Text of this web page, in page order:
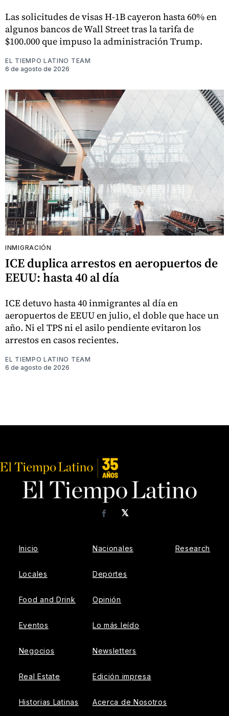
Las solicitudes de visas H-1B cayeron hasta 60% en
algunos bancos de Wall Street tras la tarifa de
$100.000 que impuso la administración Trump.
EL TIEMPO LATINO TEAM
6 de agosto de 2026
INMIGRACIÓN
ICE duplica arrestos en aeropuertos de
EEUU: hasta 40 al día
ICE detuvo hasta 40 inmigrantes al día en
aeropuertos de EEUU en julio, el doble que hace un
año. Ni el TPS ni el asilo pendiente evitaron los
arrestos en casos recientes.
EL TIEMPO LATINO TEAM
6 de agosto de 2026
𝕏
Facebook
Inicio
Locales
Food and Drink
Eventos
Negocios
Real Estate
Historias Latinas
Nacionales
Deportes
Opinión
Lo más leído
Newsletters
Edición impresa
Acerca de Nosotros
Research